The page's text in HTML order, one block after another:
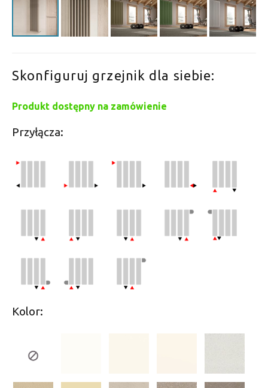
Skonfiguruj grzejnik dla siebie:
Produkt dostępny na zamówienie
Przyłącza:
Kolor: